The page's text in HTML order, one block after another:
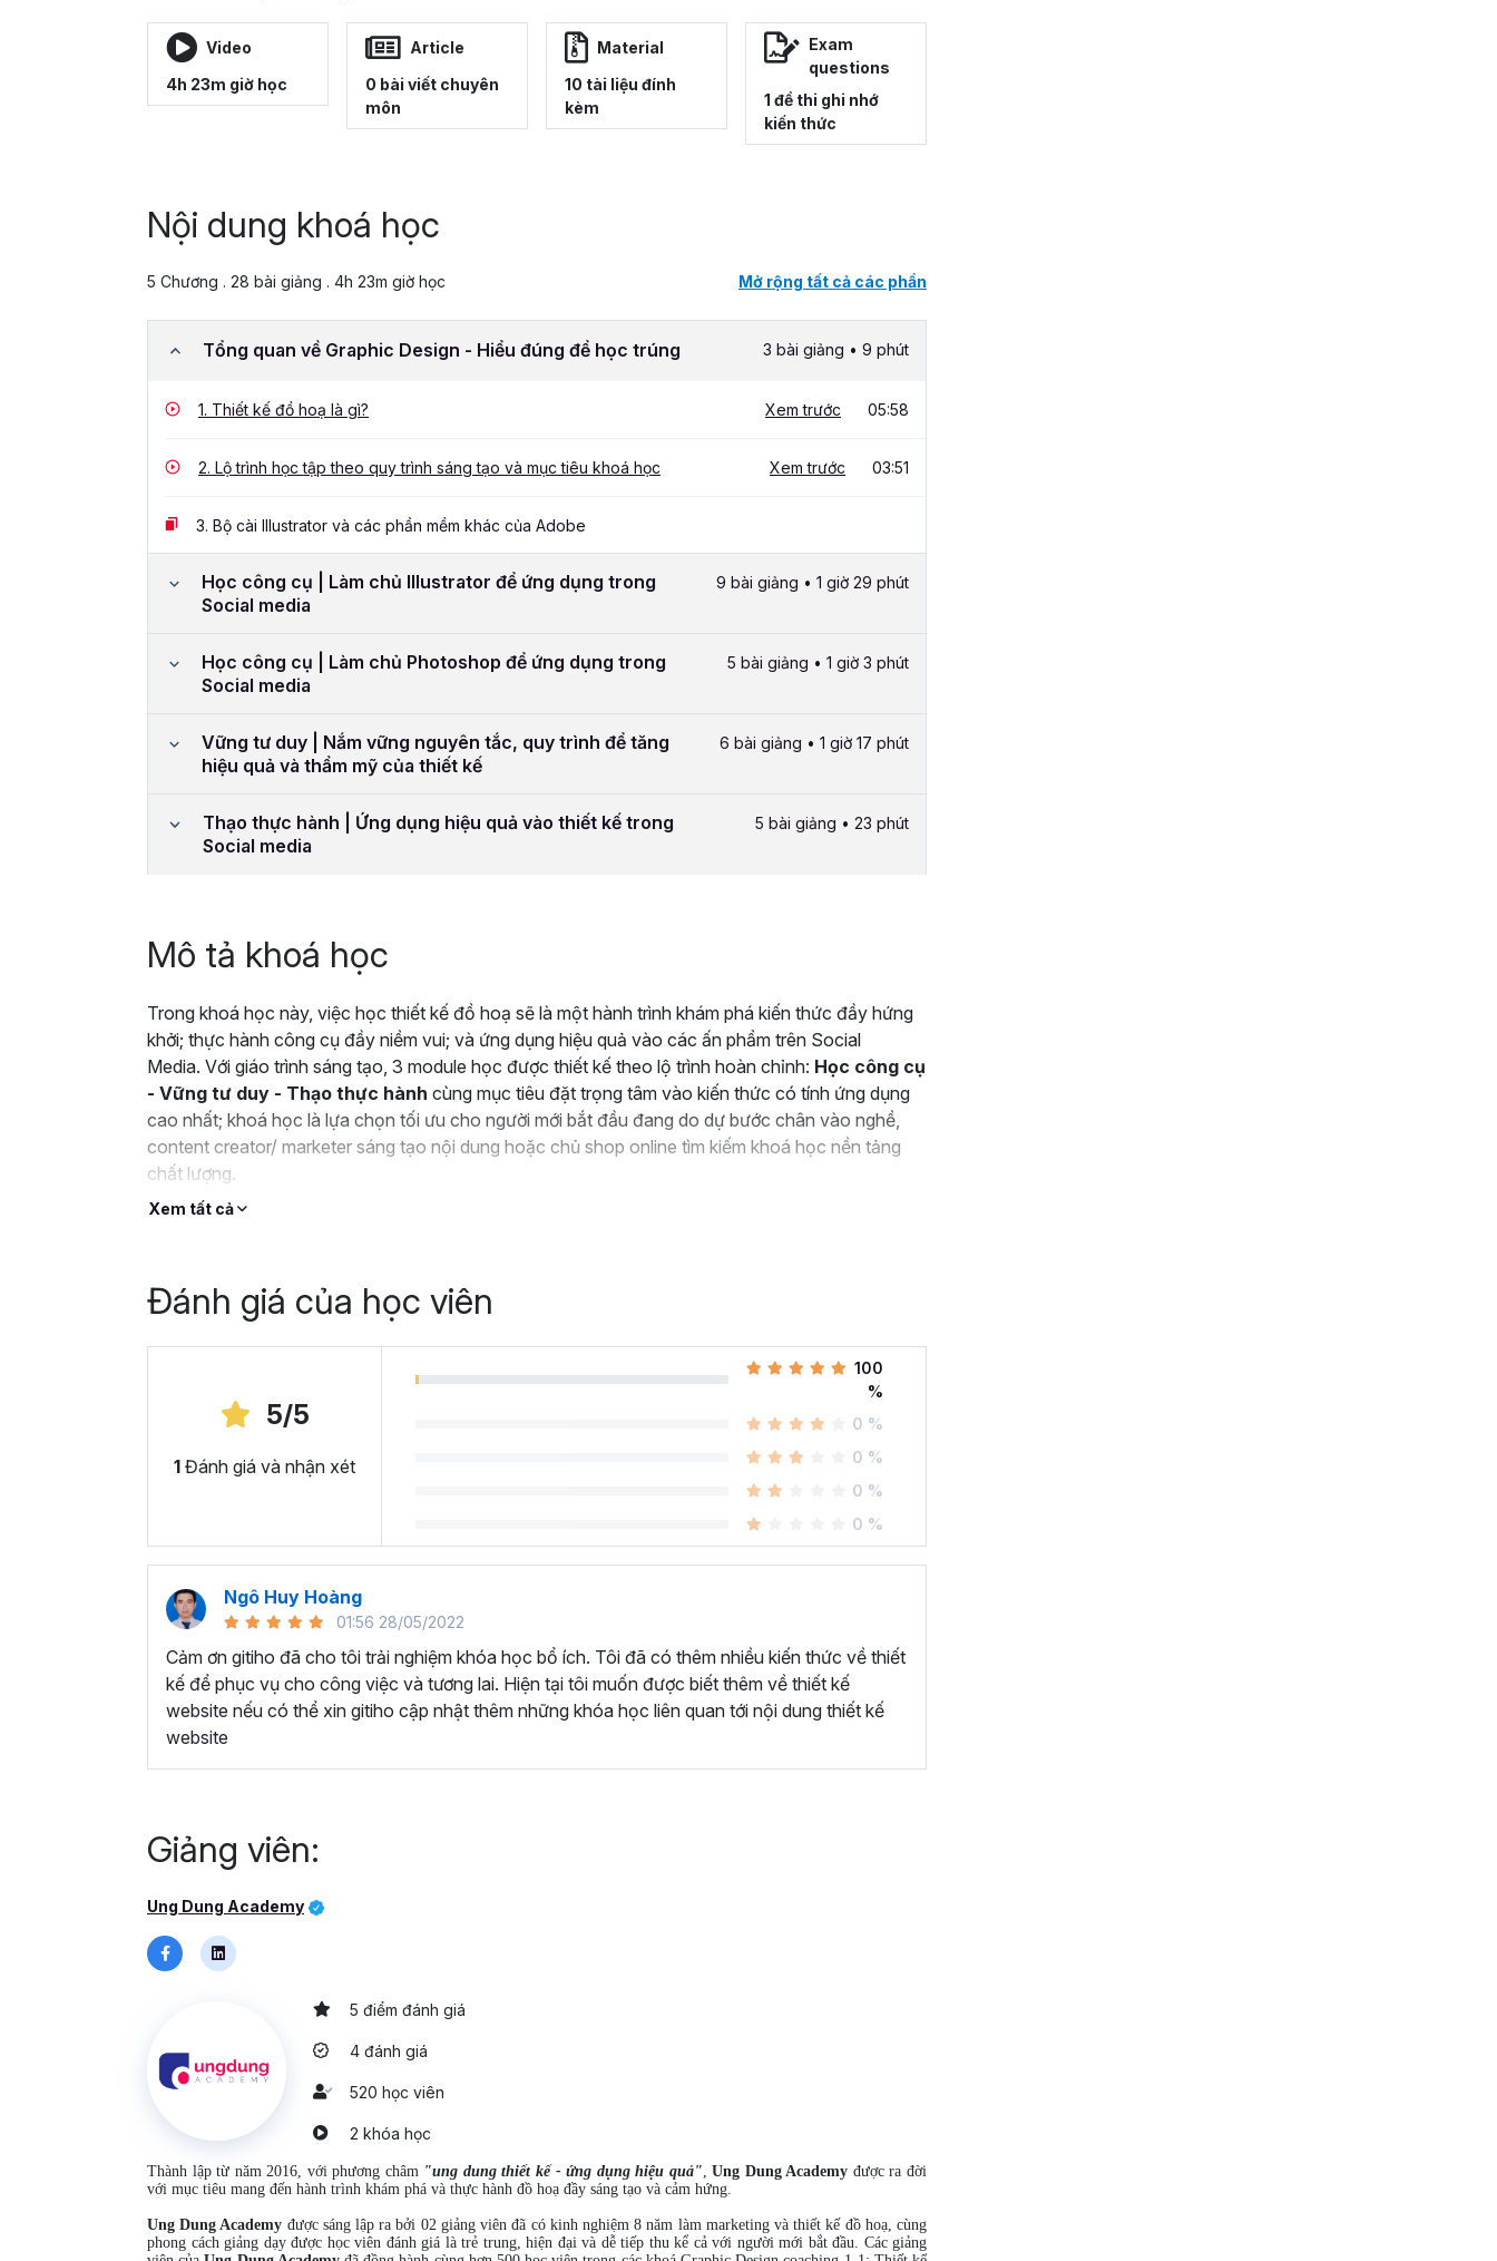
Video
4h 23m giờ học
Article
0 bài viết chuyên
môn
Material
10 tài liệu đính
kèm
Exam
questions
1 đề thi ghi nhớ
kiến thức
Nội dung khoá học
5 Chương . 28 bài giảng . 4h 23m giờ học Mở rộng tất cả các phần
Tổng quan về Graphic Design - Hiểu đúng để học trúng 3 bài giảng • 9 phút
1. Thiết kế đồ hoạ là gì? Xem trước 05:58
2. Lộ trình học tập theo quy trình sáng tạo và mục tiêu khoá học Xem trước 03:51
3. Bộ cài Illustrator và các phần mềm khác của Adobe
Học công cụ | Làm chủ Illustrator để ứng dụng trong
Social media
9 bài giảng • 1 giờ 29 phút
Học công cụ | Làm chủ Photoshop để ứng dụng trong
Social media
5 bài giảng • 1 giờ 3 phút
Vững tư duy | Nắm vững nguyên tắc, quy trình để tăng
hiệu quả và thẩm mỹ của thiết kế
6 bài giảng • 1 giờ 17 phút
Thạo thực hành | Ứng dụng hiệu quả vào thiết kế trong
Social media
5 bài giảng • 23 phút
Mô tả khoá học
Trong khoá học này, việc học thiết kế đồ hoạ sẽ là một hành trình khám phá kiến thức đầy hứng
khởi; thực hành công cụ đầy niềm vui; và ứng dụng hiệu quả vào các ấn phẩm trên Social
Media. Với giáo trình sáng tạo, 3 module học được thiết kế theo lộ trình hoàn chỉnh: Học công cụ
- Vững tư duy - Thạo thực hành cùng mục tiêu đặt trọng tâm vào kiến thức có tính ứng dụng
cao nhất; khoá học là lựa chọn tối ưu cho người mới bắt đầu đang do dự bước chân vào nghề,
content creator/ marketer sáng tạo nội dung hoặc chủ shop online tìm kiếm khoá học nền tảng
chất lượng.
Xem tất cả
Đánh giá của học viên
5/5
1 Đánh giá và nhận xét
100
%
0 %
0 %
0 %
0 %
Ngô Huy Hoàng
01:56 28/05/2022
Cảm ơn gitiho đã cho tôi trải nghiệm khóa học bổ ích. Tôi đã có thêm nhiều kiến thức về thiết
kế để phục vụ cho công việc và tương lai. Hiện tại tôi muốn được biết thêm về thiết kế
website nếu có thể xin gitiho cập nhật thêm những khóa học liên quan tới nội dung thiết kế
website
Giảng viên:
Ung Dung Academy
5 điểm đánh giá
4 đánh giá
520 học viên
2 khóa học
Thành lập từ năm 2016, với phương châm "ung dung thiết kế - ứng dụng hiệu quả" ,Ung Dung Academy được ra đời
với mục tiêu mang đến hành trình khám phá và thực hành đồ hoạ đầy sáng tạo và cảm hứng.
Ung Dung Academy được sáng lập ra bởi 02 giảng viên đã có kinh nghiệm 8 năm làm marketing và thiết kế đồ hoạ, cùng
phong cách giảng dạy được học viên đánh giá là trẻ trung, hiện đại và dễ tiếp thu kể cả với người mới bắt đầu. Các giảng